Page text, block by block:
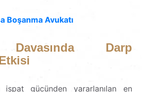
Boşanma Avukatı
Davasında
Darp
ispat gücünden yararlanılan en